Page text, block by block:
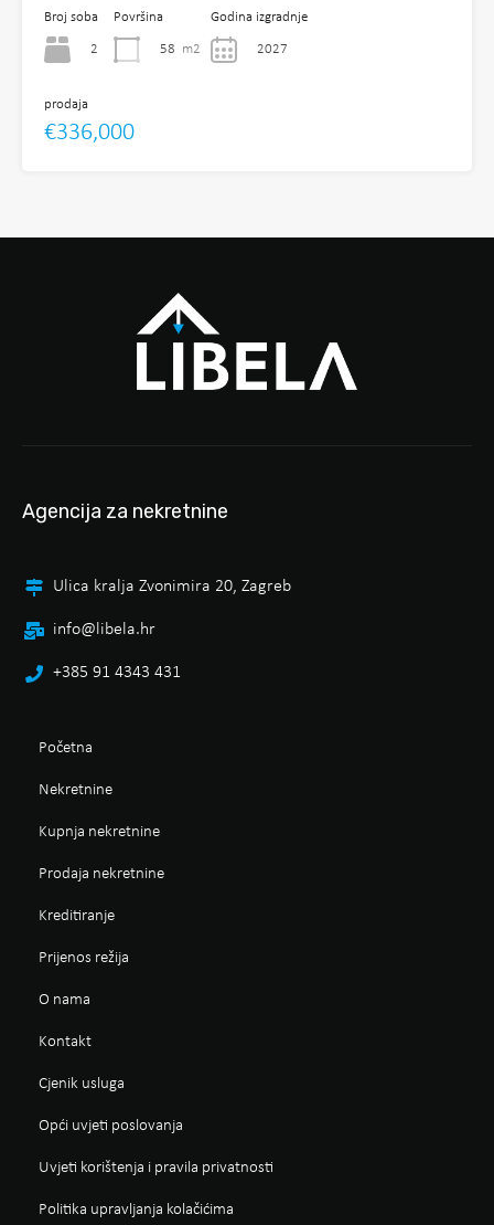
Broj soba
2
Površina
58 m2
Godina izgradnje
2027
prodaja
€336,000
Agencija za nekretnine
Ulica kralja Zvonimira 20, Zagreb
info@libela.hr
+385 91 4343 431
Početna
Nekretnine
Kupnja nekretnine
Prodaja nekretnine
Kreditiranje
Prijenos režija
O nama
Kontakt
Cjenik usluga
Opći uvjeti poslovanja
Uvjeti korištenja i pravila privatnosti
Politika upravljanja kolačićima